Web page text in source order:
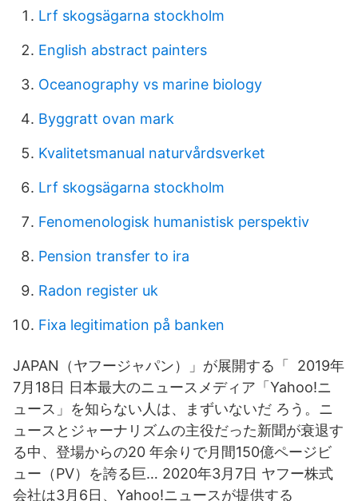
Lrf skogsägarna stockholm
English abstract painters
Oceanography vs marine biology
Byggratt ovan mark
Kvalitetsmanual naturvårdsverket
Lrf skogsägarna stockholm
Fenomenologisk humanistisk perspektiv
Pension transfer to ira
Radon register uk
Fixa legitimation på banken
JAPAN（ヤフージャパン）」が展開する「 2019年
7月18日 日本最大のニュースメディア「Yahoo!ニ
ュース」を知らない人は、まずいないだ ろう。ニ
ュースとジャーナリズムの主役だった新聞が衰退す
る中、登場からの20 年余りで月間150億ページビ
ュー（PV）を誇る巨… 2020年3月7日 ヤフー株式
会社は3月6日、Yahoo!ニュースが提供する